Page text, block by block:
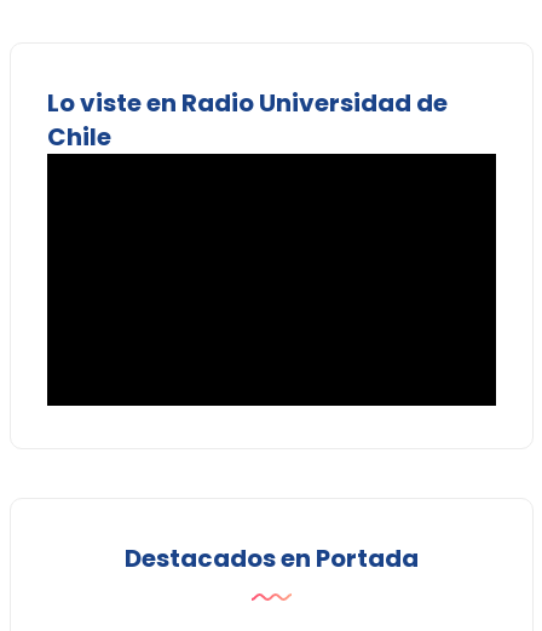
Lo viste en Radio Universidad de
Chile
Destacados en Portada